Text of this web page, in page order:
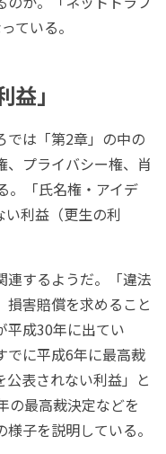
ている。
」
は「第2章」の中の
プライバシー権、肖
。「氏名権・アイデ
い利益（更生の利
するようだ。「違法
損害賠償を求めること
平成30年に出てい
でに平成6年に最高裁
表されない利益」と
の最高裁決定などを
子を説明している。